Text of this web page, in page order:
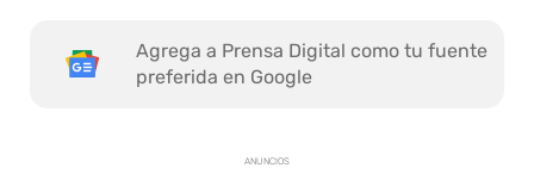
Agrega a Prensa Digital como tu fuente
preferida en Google
ANUNCIOS